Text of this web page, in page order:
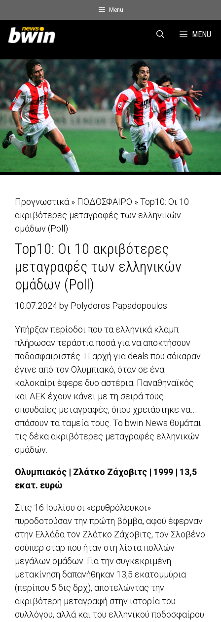
to
content
Menu
MENU
Προγνωστικά » ΠΟΔΟΣΦΑΙΡΟ »Top10: Οι 10
ακριβότερες μεταγραφές των ελληνικών
ομάδων (Poll)
Top10: Οι 10 ακριβότερες
μεταγραφές των ελληνικών
ομάδων (Poll)
10.07.2024 by Polydoros Papadopoulos
Υπήρξαν περίοδοι που τα ελληνικά κλαμπ
πλήρωσαν τεράστια ποσά για να αποκτήσουν
ποδοσφαιριστές. Η αρχή για deals που σόκαραν
έγινε από τον Ολυμπιακό, όταν σε ένα
καλοκαίρι έφερε δυο αστέρια. Παναθηναϊκός
και ΑΕΚ έχουν κάνει με τη σειρά τους
σπουδαίες μεταγραφές, όπου χρειάστηκε να…
σπάσουν τα ταμεία τους. Το bwin News θυμάται
τις δέκα ακριβότερες μεταγραφές ελληνικών
ομάδών.
Ολυμπιακός | Ζλάτκο Ζάχοβιτς | 1999 | 13,5
εκατ. ευρώ
Στις 16 Ιουλίου οι «ερυθρόλευκοι»
πυροδοτούσαν την πρώτη βόμβα, αφού έφερναν
στην Ελλάδα τον Ζλάτκο Ζάχοβιτς, τον Σλοβένο
σούπερ σταρ που ήταν στη λίστα πολλών
μεγάλων ομάδων. Για την συγκεκριμένη
μετακίνηση δαπανήθηκαν 13,5 εκατομμύρια
(περίπου 5 δις δρχ), αποτελώντας την
ακριβότερη μεταγραφή στην ιστορία του
συλλόγου, αλλά και του ελληνικού ποδοσφαίρου.